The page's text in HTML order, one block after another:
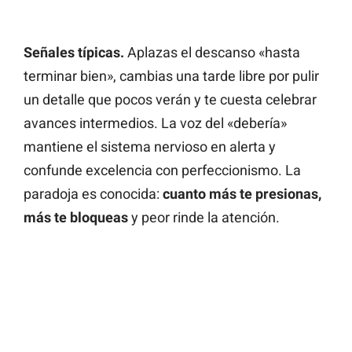
Señales típicas. Aplazas el descanso «hasta
terminar bien», cambias una tarde libre por pulir
un detalle que pocos verán y te cuesta celebrar
avances intermedios. La voz del «debería»
mantiene el sistema nervioso en alerta y
confunde excelencia con perfeccionismo. La
paradoja es conocida: cuanto más te presionas,
más te bloqueasy peor rinde la atención.